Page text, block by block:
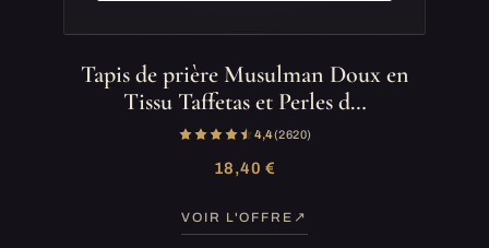
Tapis de prière Musulman Doux en
Tissu Taffetas et Perles d…
4,4(2 620)
18,40 €
VOIR L'OFFRE